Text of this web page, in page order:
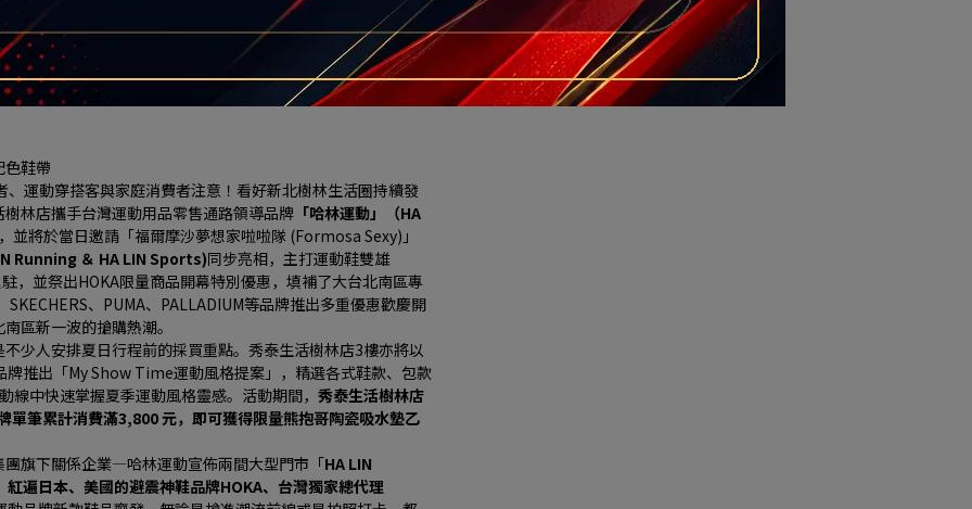
省上千元
色鞋帶
運動穿搭客與家庭消費者注意！看好新北樹林生活圈持續發
林店攜手台灣運動用品零售通路領導品牌 「哈林運動」（HA
將於當日邀請「福爾摩沙夢想家啦啦隊 (Formosa Sexy)」
Running ＆ HA LIN Sports)同步亮相，主打運動鞋雙雄
，並祭出HOKA限量商品開幕特別優惠，填補了大台北南區專
、PUMA、PALLADIUM等品牌推出多重優惠歡慶開
區新一波的搶購熱潮。
少人安排夏日行程前的採買重點。秀泰生活樹林店3樓亦將以
推出「My Show Time運動風格提案」，精選各式鞋款、包款
中快速掌握夏季運動風格靈感。活動期間， 秀泰生活樹林店
筆累計消費滿3,800 元，即可獲得限量熊抱哥陶瓷吸水墊乙
旗下關係企業—哈林運動宣佈兩間大型門市「HA LIN
紅遍日本、美國的避震神鞋品牌HOKA、台灣獨家總代理